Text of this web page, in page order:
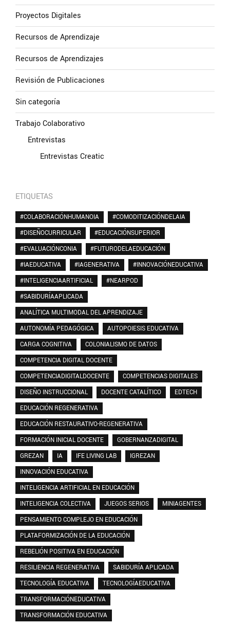
Proyectos Digitales
Recursos de Aprendizaje
Recursos de Aprendizajes
Revisión de Publicaciones
Sin categoría
Trabajo Colaborativo
Entrevistas
Entrevistas Creatic
ETIQUETAS
#COLABORACIÓNHUMANOIA
#COMODITIZACIÓNDELAIA
#DISEÑOCURRICULAR
#EDUCACIÓNSUPERIOR
#EVALUACIÓNCONIA
#FUTURODELAEDUCACIÓN
#IAEDUCATIVA
#IAGENERATIVA
#INNOVACIÓNEDUCATIVA
#INTELIGENCIAARTIFICIAL
#NEARPOD
#SABIDURÍAAPLICADA
ANALÍTICA MULTIMODAL DEL APRENDIZAJE
AUTONOMÍA PEDAGÓGICA
AUTOPOIESIS EDUCATIVA
CARGA COGNITIVA
COLONIALISMO DE DATOS
COMPETENCIA DIGITAL DOCENTE
COMPETENCIADIGITALDOCENTE
COMPETENCIAS DIGITALES
DISEÑO INSTRUCCIONAL
DOCENTE CATALÍTICO
EDTECH
EDUCACIÓN REGENERATIVA
EDUCACIÓN RESTAURATIVO-REGENERATIVA
FORMACIÓN INICIAL DOCENTE
GOBERNANZADIGITAL
GREZAN
IA IFE LIVING LAB
IGREZAN
INNOVACIÓN EDUCATIVA
INTELIGENCIA ARTIFICIAL EN EDUCACIÓN
INTELIGENCIA COLECTIVA
JUEGOS SERIOS
MINIAGENTES
PENSAMIENTO COMPLEJO EN EDUCACIÓN
PLATAFORMIZACIÓN DE LA EDUCACIÓN
REBELIÓN POSITIVA EN EDUCACIÓN
RESILIENCIA REGENERATIVA
SABIDURÍA APLICADA
TECNOLOGÍA EDUCATIVA
TECNOLOGÍAEDUCATIVA
TRANSFORMACIÓNEDUCATIVA
TRANSFORMACIÓN EDUCATIVA